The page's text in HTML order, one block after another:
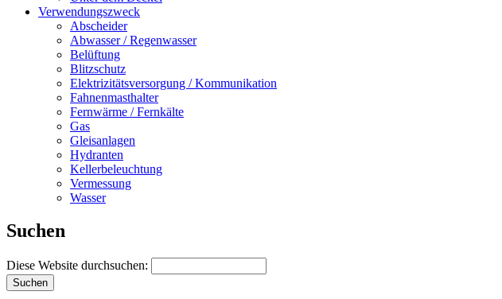
Verwendungszweck
Abscheider
Abwasser / Regenwasser
Belüftung
Blitzschutz
Elektrizitätsversorgung / Kommunikation
Fahnenmasthalter
Fernwärme / Fernkälte
Gas
Gleisanlagen
Hydranten
Kellerbeleuchtung
Vermessung
Wasser
Suchen
Diese Website durchsuchen: